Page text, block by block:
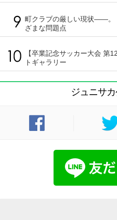
町クラブの厳しい現状――。
ざまな問題点
【卒業記念サッカー大会 第
トギャラリー
ジュニサ